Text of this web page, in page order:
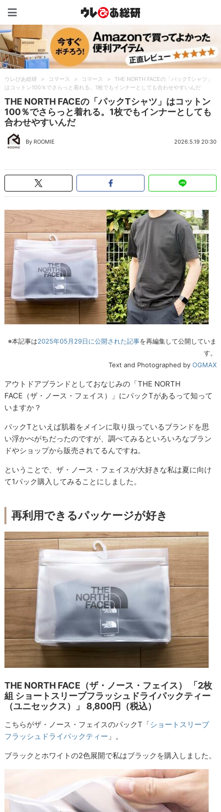
ウレぴあ総研 > コマース > コマース >
THE NORTH FACEの「パックTシャツ」
はコットン100％でさらっと着れる。1枚でもインナーとしても合わせやすいんだ
THE NORTH FACEの「パックTシャツ」はコットン
100％でさらっと着れる。1枚でもインナーとしても
合わせやすいんだ
By ROOMIE 2026.5.19 20:30
※本記事は2025年05月29日に公開された記事を再編集して公開していま
す。
Text and Photographed by OGMAX
アウトドアブランドとしておなじみの「THE NORTH
FACE（ザ・ノース・フェイス）」にパックTがあるって知って
いますか？
パックTといえば肌着をメインに取り扱っているブランドを思
い浮かべがちだったのですが、調べてみるといろいろなブラン
ドやショップから販売されてるんですね。
ということで、ザ・ノース・フェイスが大好きな私は夏に向け
て1パック購入してみることにしました。
再利用できるパッケージが好き
THE NORTH FACE（ザ・ノース・フェイス） 「2枚
組 ショートスリーブフラッシュドライパックティー
（ユニセックス）」 8,800円（税込）
こちらがザ・ノース・フェイスのパックT「ショートスリーブ
フラッシュドライパックティー 」。
ブラックとホワイトの2色展開で私はブラックを購入しました。